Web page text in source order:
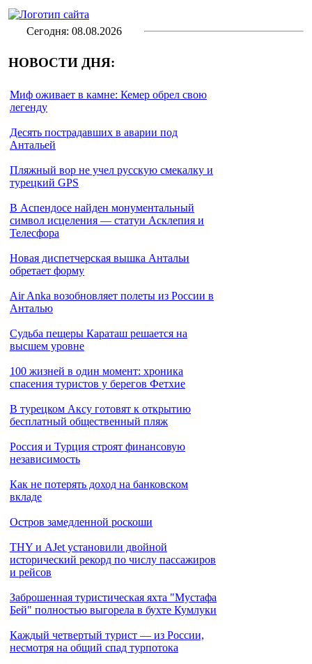
Сегодня: 08.08.2026
НОВОСТИ ДНЯ:
Миф оживает в камне: Кемер обрел свою
легенду
Десять пострадавших в аварии под
Антальей
Пляжный вор не учел русскую смекалку и
турецкий GPS
В Аспендосе найден монументальный
символ исцеления — статуи Асклепия и
Телесфора
Новая диспетчерская вышка Антальи
обретает форму
Air Anka возобновляет полеты из России в
Анталью
Cудьба пещеры Караташ решается на
высшем уровне
100 жизней в один момент: хроника
спасения туристов у берегов Фетхие
В турецком Аксу готовят к открытию
бесплатный общественный пляж
Россия и Турция строят финансовую
независимость
Как не потерять доход на банковском
вкладе
Остров замедленной роскоши
THY и AJet установили двойной
исторический рекорд по числу пассажиров
и рейсов
Заброшенная туристическая яхта "Мустафа
Бей" полностью выгорела в бухте Кумлуки
Каждый четвертый турист — из России,
несмотря на общий спад турпотока